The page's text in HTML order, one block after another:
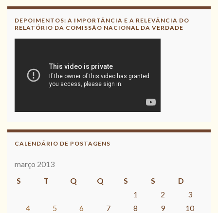
DEPOIMENTOS: A IMPORTÂNCIA E A RELEVÂNCIA DO
RELATÓRIO DA COMISSÃO NACIONAL DA VERDADE
CALENDÁRIO DE POSTAGENS
março 2013
S
T Q Q S S
D
1
2
3
4
5 6 7 8 9
10